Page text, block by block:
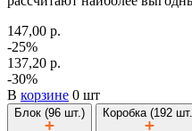
147,00 р.
-25%
137,20 р.
-30%
В корзине 0 шт
Блок (96 шт.) Коробка (192